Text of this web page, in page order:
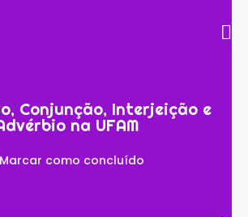
Conjunção, Interjeição e
na UFAM
Marcar como concluído